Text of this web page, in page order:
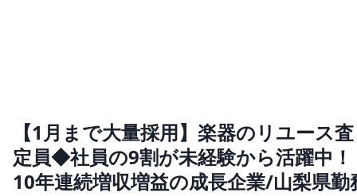
【1月まで大量採用】楽器のリユース査
定員◆社員の9割が未経験から活躍中！
10年連続増収増益の成長企業/山梨県勤